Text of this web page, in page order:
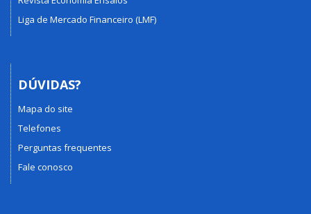
Liga de Mercado Financeiro (LMF)
DÚVIDAS?
Mapa do site
Telefones
Perguntas frequentes
Fale conosco